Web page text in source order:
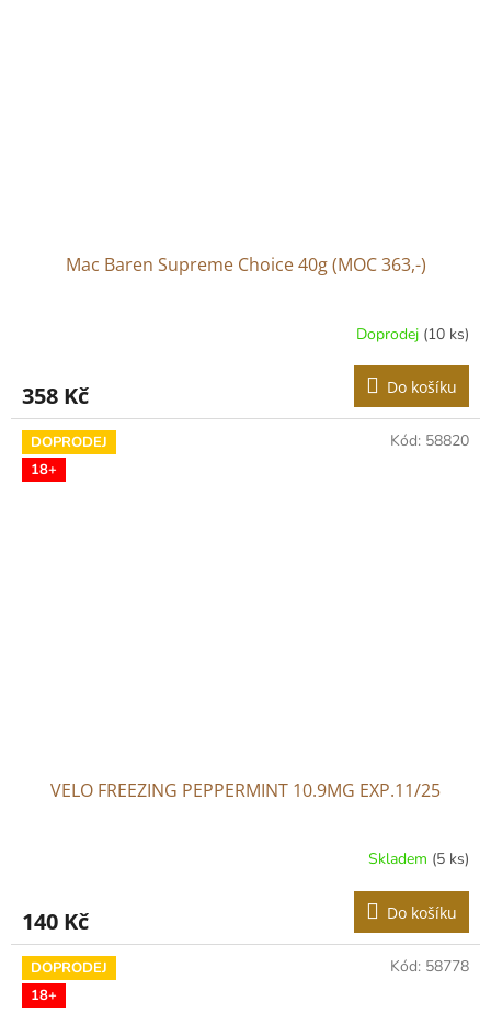
Mac Baren Supreme Choice 40g (MOC 363,-)
Doprodej (10 ks)
358 Kč Do košíku
DOPRODEJ
18+
VELO FREEZING PEPPERMINT 10.9MG EXP.11/25
Skladem (5 ks)
140 Kč Do košíku
Kód: 58820
DOPRODEJ
18+
Kód: 58778